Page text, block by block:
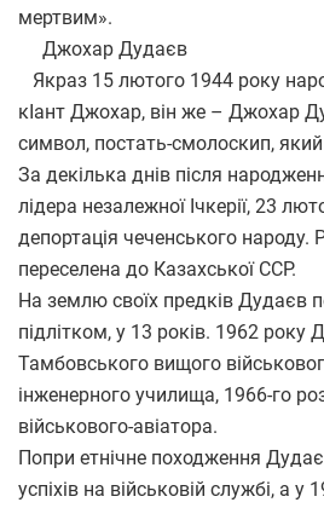
мертвим».
Джохар Дудаєв
Якраз 15 лютого 1944 року
кӀант Джохар, він же – Джохар
символ, постать-смолоскип, який
За декілька днів після
лідера незалежної Ічкерії, 23
депортація чеченського
переселена до Казахської CСР.
На землю своїх предків Дудаєв
підлітком, у 13 років. 1962 року
Тамбовського вищого
інженерного училища, 1966-го
військового-авіатора.
Попри етнічне походження
успіхів на військовій службі, а